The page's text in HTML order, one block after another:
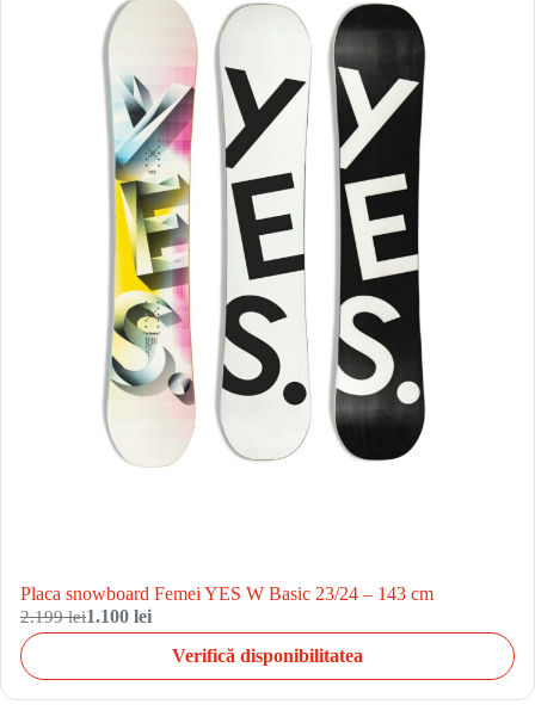
Placa snowboard Femei YES W Basic 23/24 – 143 cm
2.199 lei1.100 lei
Verifică disponibilitatea